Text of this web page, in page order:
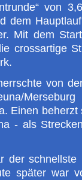
von
dem
Mit dem
crossartige
von
Einen beherzt
- als
der
später war